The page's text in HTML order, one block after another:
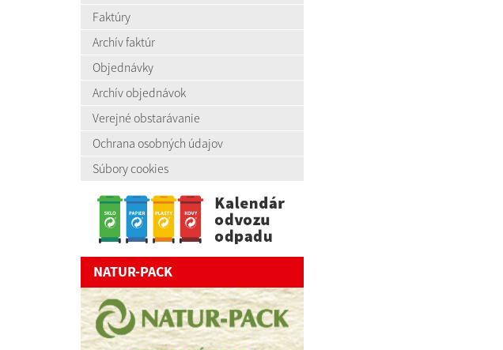
Faktúry
Archív faktúr
Objednávky
Archív objednávok
Verejné obstarávanie
Ochrana osobných údajov
Súbory cookies
NATUR-PACK